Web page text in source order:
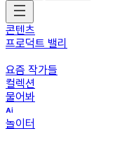
콘텐츠
프로덕트 밸리
요즘 작가들
컬렉션
물어봐
놀이터